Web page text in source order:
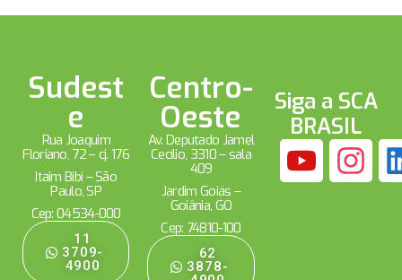
Sudest
e
Rua Joaquim
Floriano, 72 – cj. 176
Itaim Bibi – São
Paulo, SP
Cep: 04534-000
11
3709-
4900
Centro-
Oeste
Av. Deputado Jamel
Cecílio, 3310 – sala
409
Jardim Goiás –
Goiânia, GO
Cep: 74810-100
62
3878-
Siga a SCA
BRASIL